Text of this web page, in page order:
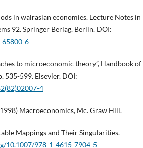
in walrasian economies. Lecture Notes in
92. Springer Berlag. Berlin. DOI:
65800-6
to microeconomic theory”, Handbook of
535-599. Elsevier. DOI:
4
Macroeconomics, Mc. Graw Hill.
Mappings and Their Singularities.
10.1007/978-1-4615-7904-5